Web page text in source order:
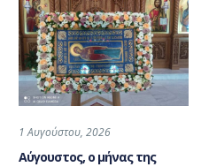
1 Αυγούστου, 2026
Αύγουστος, ο μήνας της